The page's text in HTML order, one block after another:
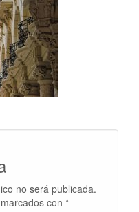
no será publicada.
con *